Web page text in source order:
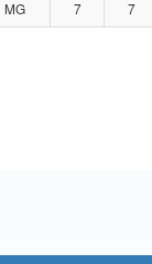
MG 7 7